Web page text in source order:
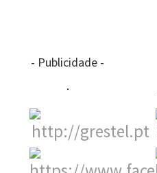
- Publicidade -